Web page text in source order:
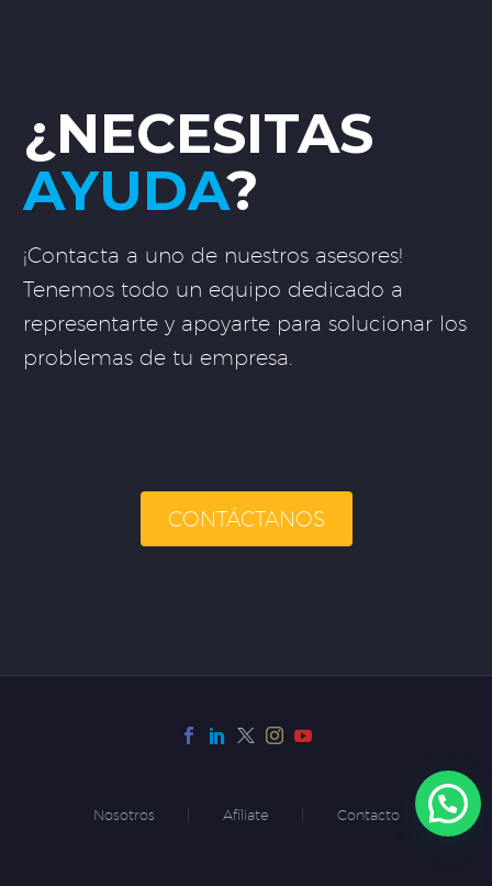
¿NECESITAS
AYUDA?
¡Contacta a uno de nuestros asesores!
Tenemos todo un equipo dedicado a
representarte y apoyarte para solucionar los
problemas de tu empresa.
CONTÁCTANOS
Nosotros Afíliate Contacto